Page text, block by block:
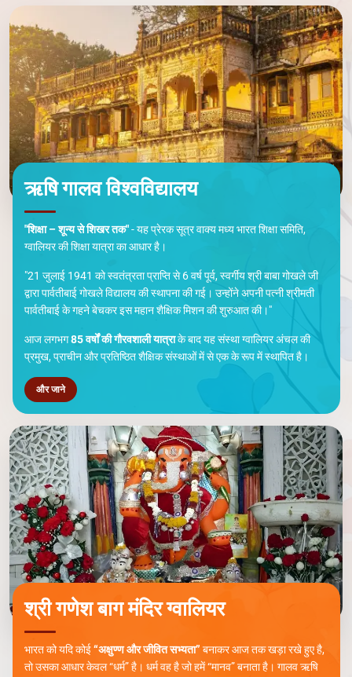
ऋषि गालव विश्वविद्यालय
"शिक्षा – शून्य से शिखर तक"- यह प्रेरक सूत्र वाक्य मध्य भारत शिक्षा समिति,
ग्वालियर की शिक्षा यात्रा का आधार है।
"21 जुलाई 1941 को स्वतंत्रता प्राप्ति से 6 वर्ष पूर्व, स्वर्गीय श्री बाबा गोखले जी
द्वारा पार्वतीबाई गोखले विद्यालय की स्थापना की गई। उन्होंने अपनी पत्नी श्रीमती
पार्वतीबाई के गहने बेचकर इस महान शैक्षिक मिशन की शुरुआत की।"
आज लगभग85 वर्षों की गौरवशाली यात्राके बाद यह संस्था ग्वालियर अंचल की
प्रमुख, प्राचीन और प्रतिष्ठित शैक्षिक संस्थाओं में से एक के रूप में स्थापित है।
और जाने
श्री गणेश बाग मंदिर ग्वालियर
भारत को यदि कोई“अक्षुण्ण और जीवित सभ्यता” बनाकर आज तक खड़ा रखे हुए है,
तो उसका आधार केवल “धर्म” है। धर्म वह है जो हमें “मानव” बनाता है। गालव ऋषि